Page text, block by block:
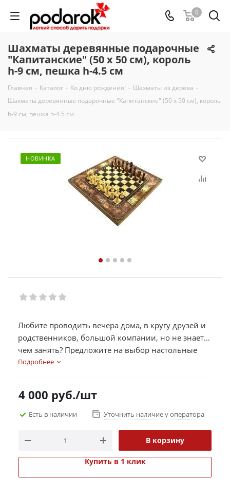
0
Шахматы деревянные подарочные
"Капитанские" (50 х 50 см), король
h-9 см, пешка h-4.5 см
Главная - Каталог - Ко дню рождения! - Шахматы из дерева -
Шахматы деревянные подарочные "Капитанские" (50 х 50 см), король
h-9 см, пешка h-4.5 см
НОВИНКА
Любите проводить вечера дома, в кругу друзей и
родственников, большой компании, но не знаете
чем занять? Предложите на выбор настольные
игры: шахматы, нарды, шашки, покер, рулетка,
Подробнее
4 000 руб./шт
Есть в наличии Уточнить наличие у оператора
В корзину
Купить в 1 клик